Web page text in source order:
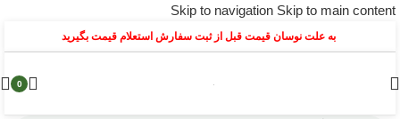
Skip to navigation Skip to main content
به علت نوسان قیمت قبل از ثبت سفارش استعلام قیمت بگیرید
0